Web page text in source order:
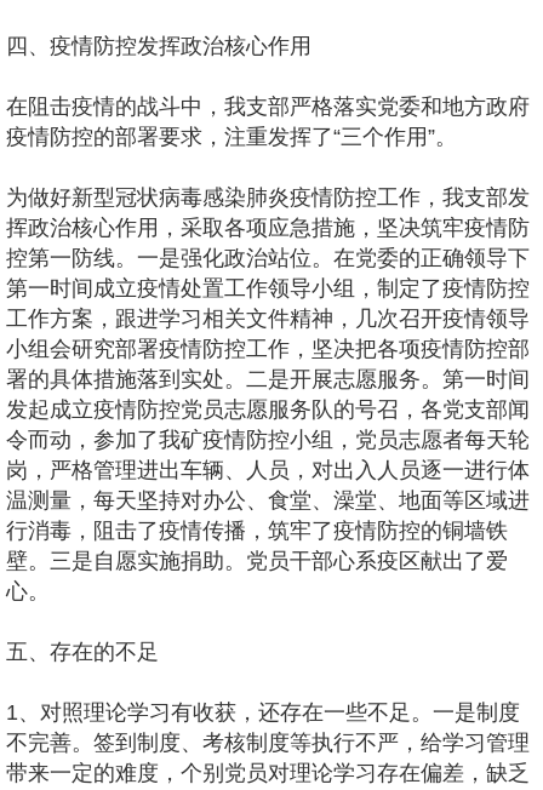
四、疫情防控发挥政治核心作用
在阻击疫情的战斗中，我支部严格落实党委和地方政府
疫情防控的部署要求，注重发挥了“三个作用”。
为做好新型冠状病毒感染肺炎疫情防控工作，我支部发
挥政治核心作用，采取各项应急措施，坚决筑牢疫情防
控第一防线。一是强化政治站位。在党委的正确领导下
第一时间成立疫情处置工作领导小组，制定了疫情防控
工作方案，跟进学习相关文件精神，几次召开疫情领导
小组会研究部署疫情防控工作，坚决把各项疫情防控部
署的具体措施落到实处。二是开展志愿服务。第一时间
发起成立疫情防控党员志愿服务队的号召，各党支部闻
令而动，参加了我矿疫情防控小组，党员志愿者每天轮
岗，严格管理进出车辆、人员，对出入人员逐一进行体
温测量，每天坚持对办公、食堂、澡堂、地面等区域进
行消毒，阻击了疫情传播，筑牢了疫情防控的铜墙铁
壁。三是自愿实施捐助。党员干部心系疫区献出了爱
心。
五、存在的不足
1、对照理论学习有收获，还存在一些不足。一是制度
不完善。签到制度、考核制度等执行不严，给学习管理
带来一定的难度，个别党员对理论学习存在偏差，缺乏